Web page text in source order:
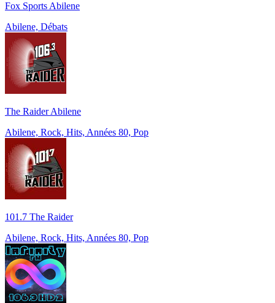
Fox Sports Abilene
Abilene, Débats
The Raider Abilene
Abilene, Rock, Hits, Années 80, Pop
101.7 The Raider
Abilene, Rock, Hits, Années 80, Pop